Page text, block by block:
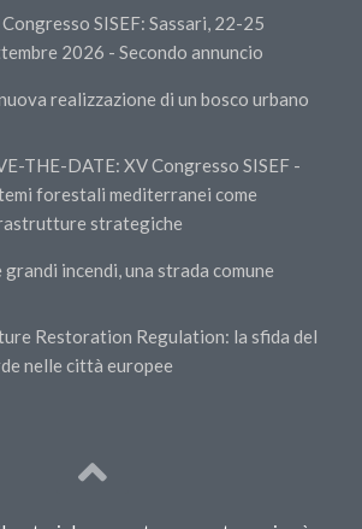
SISEF: Sassari, 22-25
2026 - Secondo annuncio
realizzazione di un bosco urbano
THE-DATE: XV Congresso SISEF -
forestali mediterranei come
strategiche
grandi incendi, una strada comune
Restoration Regulation: la sfida del
nelle città europee